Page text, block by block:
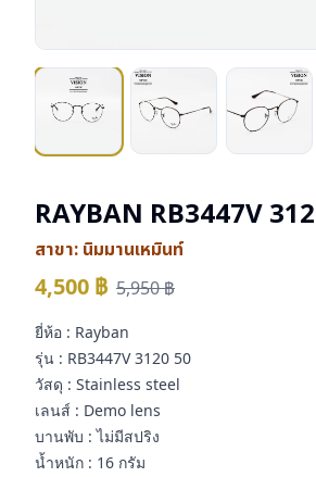
RAYBAN RB3447V
สาขา: นิมมานเหมินท์
4,500 ฿ 5,950฿
ยี่ห้อ : Rayban
รุ่น : RB3447V 3120 50
วัสดุ : Stainless steel
เลนส์ : Demo lens
บานพับ : ไม่มีสปริง
น้ำหนัก : 16 กรัม